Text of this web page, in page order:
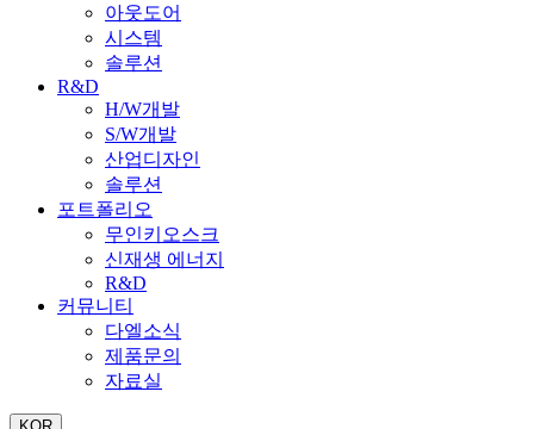
아웃도어
시스템
솔루션
R&D
H/W개발
S/W개발
산업디자인
솔루션
포트폴리오
무인키오스크
신재생 에너지
R&D
커뮤니티
다엘소식
제품문의
자료실